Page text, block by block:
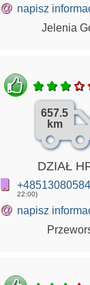
@ napisz
Jelenia
657.5
km
DZIAŁ
+48513080584
22:00)
@ napisz